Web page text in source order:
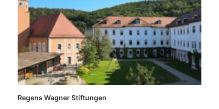
Regens Wagner Stiftungen